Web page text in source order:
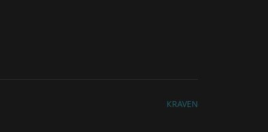
КRAVEN